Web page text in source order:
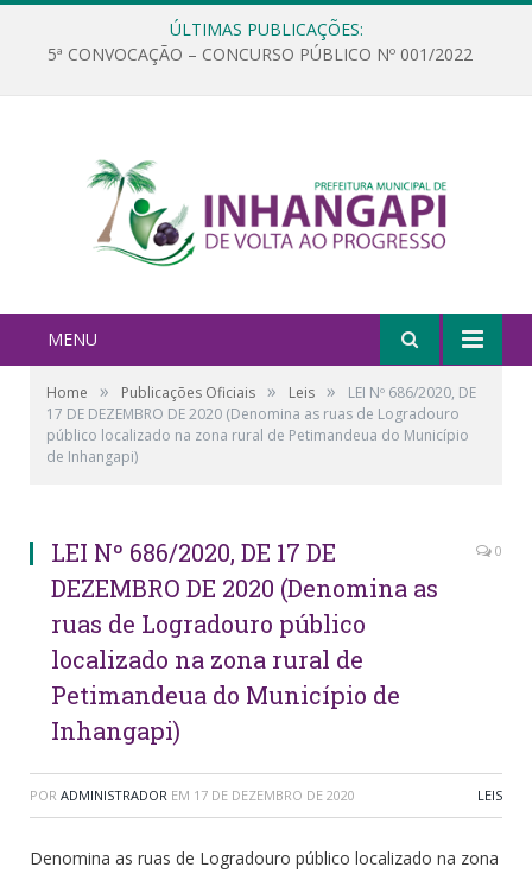
ÚLTIMAS PUBLICAÇÕES:
5ª CONVOCAÇÃO – CONCURSO PÚBLICO Nº 001/2022
MENU
Home » Publicações Oficiais » Leis »
LEI Nº 686/2020, DE
17 DE DEZEMBRO DE 2020 (Denomina as ruas de Logradouro
público localizado na zona rural de Petimandeua do Município
de Inhangapi)
LEI Nº 686/2020, DE 17 DE
DEZEMBRO DE 2020 (Denomina as
ruas de Logradouro público
localizado na zona rural de
Petimandeua do Município de
Inhangapi)
0
POR ADMINISTRADOR EM 17 DE DEZEMBRO DE 2020 LEIS
Denomina as ruas de Logradouro público localizado na zona